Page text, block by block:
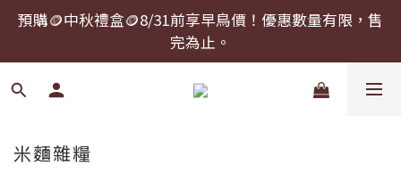
預購🪙中秋禮盒🪙8/31前享早鳥價！優惠數量有限，售
完為止。
預購🪙中秋禮盒🪙8/31前享早鳥價！優惠數量有限，售
完為止。
中秋禮盒提前下單，可以指定到貨日期！
預購🪙中秋禮盒🪙8/31前享早鳥價！優惠數量有限，售
米麵雜糧